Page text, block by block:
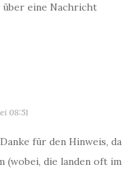
eine Nachricht
08:51
für den Hinweis, da
(wobei, die landen oft im